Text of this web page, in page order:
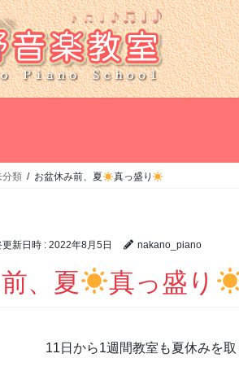
分類 お盆休み前、夏 真っ盛り
更新日時 : 2022年8月5日 nakano_piano
、夏 真っ盛り
11日から1週間教室も夏休みを取